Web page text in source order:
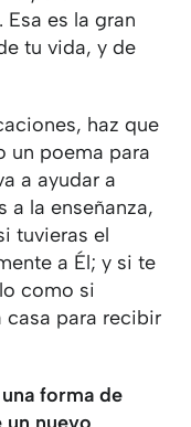
Esa es la gran
tu vida, y de
haz que
un poema para
a ayudar a
a la enseñanza,
tuvieras el
a Él; y si te
como si
para recibir
forma de